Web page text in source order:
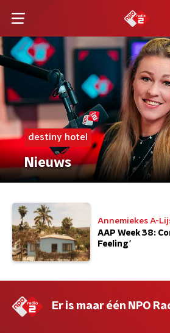
destiny hotel
Nieuws
Annemiekes A-
AAP Week 38:
Feeling'
Er is maar één NPO